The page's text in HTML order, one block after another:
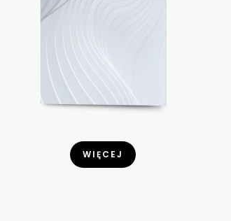
WIĘCEJ